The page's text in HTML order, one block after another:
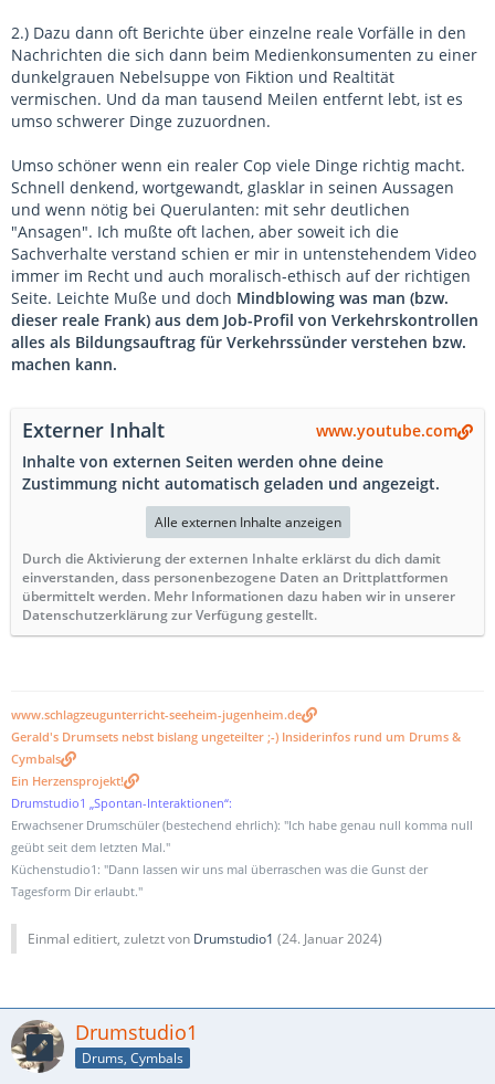
2.) Dazu dann oft Berichte über einzelne reale Vorfälle in den
Nachrichten die sich dann beim Medienkonsumenten zu einer
dunkelgrauen Nebelsuppe von Fiktion und Realtität
vermischen. Und da man tausend Meilen entfernt lebt, ist es
umso schwerer Dinge zuzuordnen.
Umso schöner wenn ein realer Cop viele Dinge richtig macht.
Schnell denkend, wortgewandt, glasklar in seinen Aussagen
und wenn nötig bei Querulanten: mit sehr deutlichen
"Ansagen". Ich mußte oft lachen, aber soweit ich die
Sachverhalte verstand schien er mir in untenstehendem Video
immer im Recht und auch moralisch-ethisch auf der richtigen
Seite. Leichte Muße und doch Mindblowing was man (bzw.
dieser reale Frank) aus dem Job-Profil von Verkehrskontrollen
alles als Bildungsauftrag für Verkehrssünder verstehen bzw.
machen kann.
Externer Inhalt
www.youtube.com
Inhalte von externen Seiten werden ohne deine
Zustimmung nicht automatisch geladen und angezeigt.
Alle externen Inhalte anzeigen
Durch die Aktivierung der externen Inhalte erklärst du dich damit
einverstanden, dass personenbezogene Daten an Drittplattformen
übermittelt werden. Mehr Informationen dazu haben wir in unserer
Datenschutzerklärung zur Verfügung gestellt.
www.schlagzeugunterricht-seeheim-jugenheim.de
Gerald's Drumsets nebst bislang ungeteilter ;-) Insiderinfos rund um Drums &
Cymbals
Ein Herzensprojekt!
Drumstudio1 „Spontan-Interaktionen“:
Erwachsener Drumschüler (bestechend ehrlich): "Ich habe genau null komma null
geübt seit dem letzten Mal."
Küchenstudio1: "Dann lassen wir uns mal überraschen was die Gunst der
Tagesform Dir erlaubt."
Einmal editiert, zuletzt von Drumstudio1 (24. Januar 2024)
Drumstudio1
Drums, Cymbals